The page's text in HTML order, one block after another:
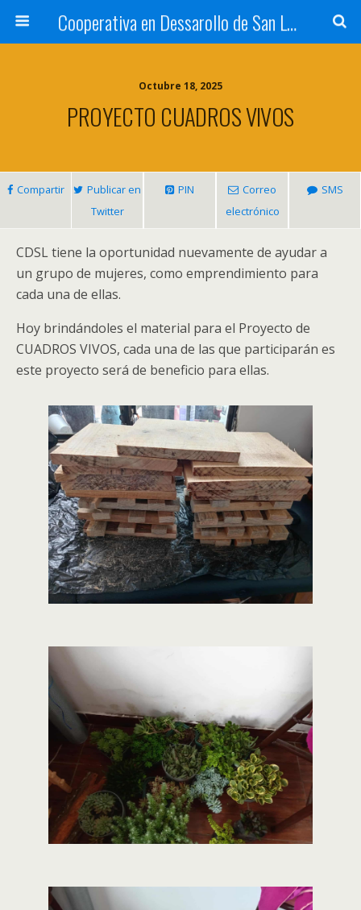
Cooperativa en Dessarollo de San Luis
Octubre 18, 2025
PROYECTO CUADROS VIVOS
Compartir
Publicar en
Twitter
PIN
Correo
electrónico
SMS
CDSL tiene la oportunidad nuevamente de ayudar a
un grupo de mujeres, como emprendimiento para
cada una de ellas.
Hoy brindándoles el material para el Proyecto de
CUADROS VIVOS, cada una de las que participarán es
este proyecto será de beneficio para ellas.